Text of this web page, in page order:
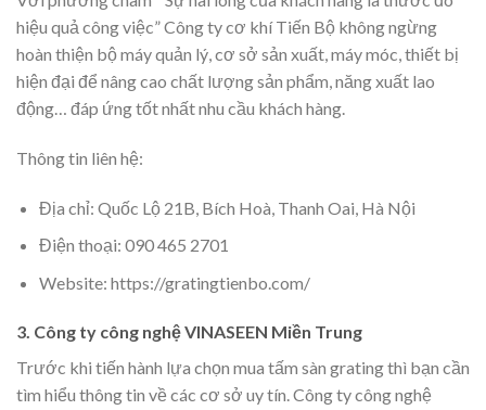
hiệu quả công việc” Công ty cơ khí Tiến Bộ không ngừng
hoàn thiện bộ máy quản lý, cơ sở sản xuất, máy móc, thiết bị
hiện đại để nâng cao chất lượng sản phẩm, năng xuất lao
động… đáp ứng tốt nhất nhu cầu khách hàng.
Thông tin liên hệ:
Địa chỉ: Quốc Lộ 21B, Bích Hoà, Thanh Oai, Hà Nội
Điện thoại: 090 465 2701
Website: https://gratingtienbo.com/
3. Công ty công nghệ VINASEEN Miền Trung
Trước khi tiến hành lựa chọn mua tấm sàn grating thì bạn cần
tìm hiểu thông tin về các cơ sở uy tín. Công ty công nghệ